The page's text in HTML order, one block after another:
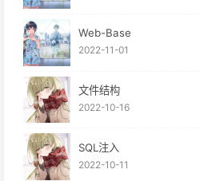
Web-Base
2022-11-01
文件结构
2022-10-16
SQL注入
2022-10-11